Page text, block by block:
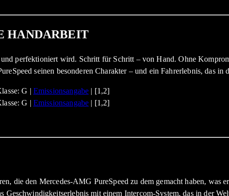
HANDARBEIT
perfektioniert wird. Schritt für Schritt – von Hand. Ohne
seinen besonderen Charakter – und ein Fahrerlebnis, das in
G | Emissionsangabe | [1,2]
G | Emissionsangabe | [1,2]
die den Mercedes-AMG PureSpeed zu dem gemacht haben, was
mit einem Intercom-System, das in der